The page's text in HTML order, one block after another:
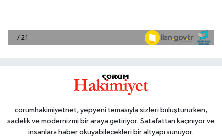
corumhakimiyetnet, yepyeni temasıyla sizleri buluştururken,
sadelik ve modernizmi bir araya getiriyor. Şatafattan kaçınıyor ve
insanlara haber okuyabilecekleri bir altyapı sunuyor.